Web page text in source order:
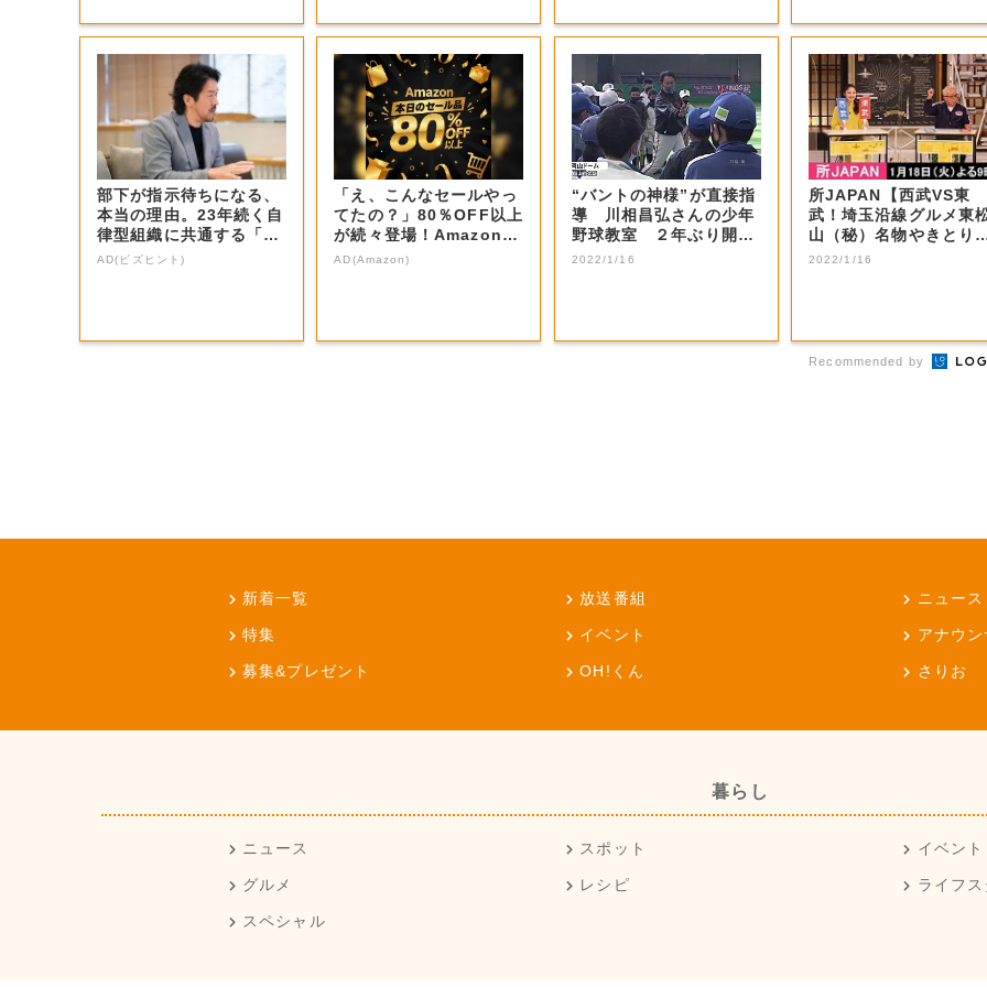
部下が指示待ちになる、
本当の理由。23年続く自
律型組織に共通する「3
つの要素」
AD(ビズヒント)
「え、こんなセールやっ
てたの？」80％OFF以上
が続々登場！Amazonの
本気が...
AD(Amazon)
“バントの神様”が直接指
導 川相昌弘さんの少年
野球教室 ２年ぶり開催
【岡山・岡山...
2022/1/16
所JAPAN【西武VS東
武！埼玉沿線グルメ東
山（秘）名物やきとり
秩父ホルモン...
2022/1/16
Recommended by
新着一覧 放送番組 ニュース
特集 イベント アナウ
募集&プレゼント OH!くん さりお
暮らし
ニュース スポット イベント
グルメ レシピ ライフ
スペシャル